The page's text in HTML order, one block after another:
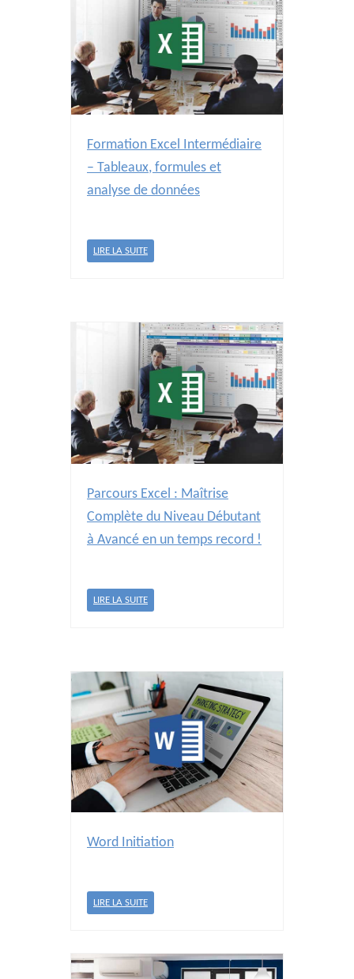
Formation Excel Intermédiaire
– Tableaux, formules et
analyse de données
LIRE LA SUITE
Parcours Excel : Maîtrise
Complète du Niveau Débutant
à Avancé en un temps record !
LIRE LA SUITE
Word Initiation
LIRE LA SUITE